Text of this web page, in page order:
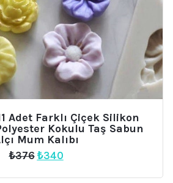
Adet Farklı Çiçek Silikon
Kokulu Taş Sabun
Mum Kalıbı
₺376 Orijinal
₺376.
₺340Şu
fiyat: